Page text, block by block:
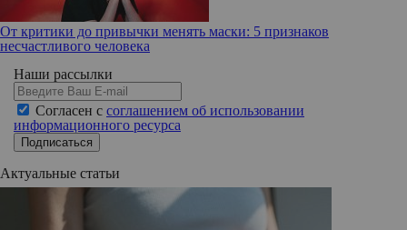
От критики до привычки менять маски: 5 признаков
несчастливого человека
Наши рассылки
Согласен с соглашением об использовании
информационного ресурса
Подписаться
Актуальные статьи